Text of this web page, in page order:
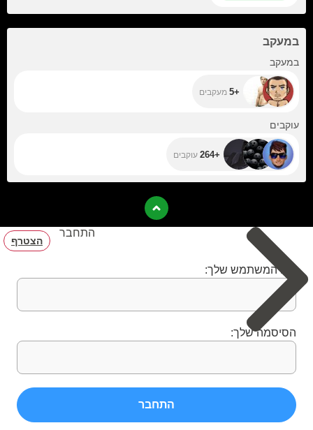
במעקב
במעקב
+5 מעקבים
עוקבים
+264 עוקבים
התחבר
הצטרף
שם המשתמש שלך:
הסיסמה שלך:
התחבר